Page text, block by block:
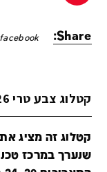
Share:
facebook
קטלוג צבע טרי 2026
שנערך במרכז